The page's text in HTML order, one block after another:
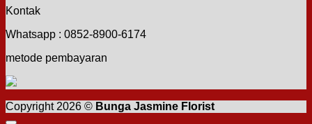
Kontak
Whatsapp : 0852-8900-6174
metode pembayaran
Copyright 2026 © Bunga Jasmine Florist